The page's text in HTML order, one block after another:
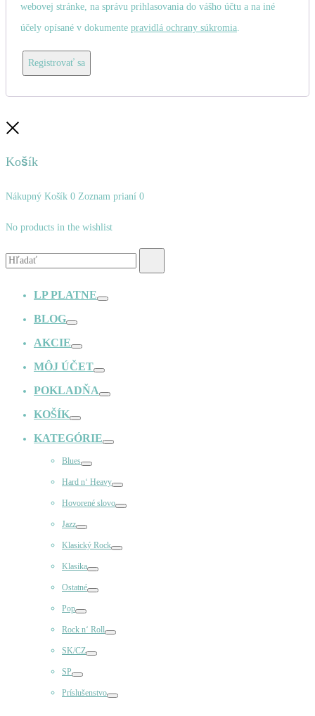
webovej stránke, na správu prihlasovania do vášho účtu a na iné
účely opísané v dokumente pravidlá ochrany súkromia
Registrovať sa
Košík
Nákupný Košík 0 Zoznam prianí 0
No products in the wishlist
Vyhľadávanie:
LP PLATNE
BLOG
AKCIE
MÔJ ÚČET
POKLADŇA
KOŠÍK
KATEGÓRIE
Blues
Hard n‘ Heavy
Hovorené slovo
Jazz
Klasický Rock
Klasika
Ostatné
Pop
Rock n‘ Roll
SK/CZ
SP
Príslušenstvo